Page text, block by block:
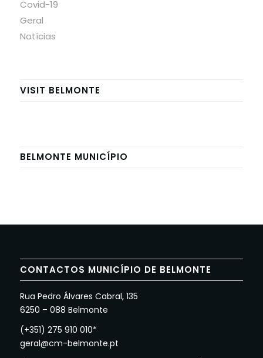
Covid-19
Geral
Notícias
VISIT BELMONTE
BELMONTE MUNICÍPIO
CONTACTOS MUNICÍPIO DE BELMONTE
Rua Pedro Álvares Cabral, 135
6250 – 088 Belmonte
(+351) 275 910 010*
geral@cm-belmonte.pt